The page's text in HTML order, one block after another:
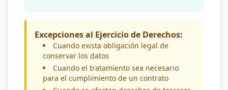
Excepciones al Ejercicio de Derechos:
Cuando exista obligación legal de
conservar los datos
Cuando el tratamiento sea necesario
para el cumplimiento de un contrato